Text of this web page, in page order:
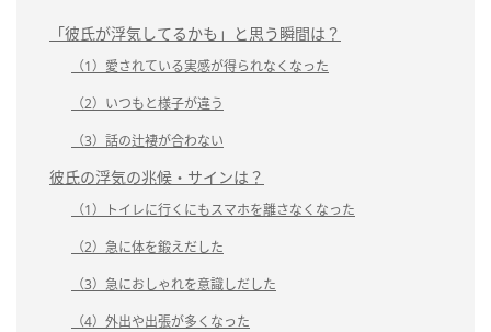
「彼氏が浮気してるかも」と思う瞬間は？
（1）愛されている実感が得られなくなった
（2）いつもと様子が違う
（3）話の辻褄が合わない
彼氏の浮気の兆候・サインは？
（1）トイレに行くにもスマホを離さなくなった
（2）急に体を鍛えだした
（3）急におしゃれを意識しだした
（4）外出や出張が多くなった